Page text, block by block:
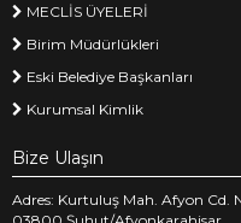
MECLİS ÜYELERİ
Birim Müdürlükleri
Eski Belediye Başkanları
Kurumsal Kimlik
Bize Ulaşın
Adres: Kurtuluş Mah. Afyon Cd.